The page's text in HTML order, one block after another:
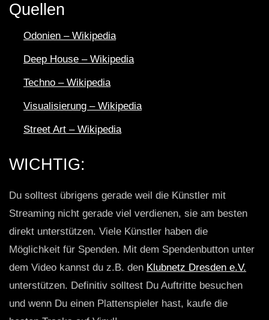
Quellen
Odonien – Wikipedia
Deep House – Wikipedia
Techno – Wikipedia
Visualisierung – Wikipedia
Street Art – Wikipedia
WICHTIG:
Du solltest übrigens gerade weil die Künstler mit
Streaming nicht gerade viel verdienen, sie am besten
direkt unterstützen. Viele Künstler haben die
Möglichkeit für Spenden. Mit dem Spendenbutton unter
dem Video kannst du z.B. den Klubnetz Dresden e.V.
unterstützen. Definitiv solltest Du Auftritte besuchen
und wenn Du einen Plattenspieler hast, kaufe die